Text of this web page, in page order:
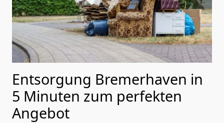
Entsorgung Bremer­haven in
5 Minuten zum perfekten
Angebot